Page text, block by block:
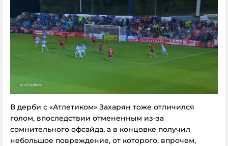
В дерби с «Атлетиком» Захарян тоже отличился
голом, впоследствии отмененным из-за
сомнительного офсайда, а в концовке получил
небольшое повреждение, от которого, впрочем,